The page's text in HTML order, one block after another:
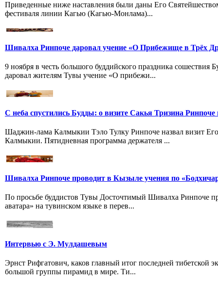
Приведенные ниже наставления были даны Его
фестиваля линии Кагью (Кагью-Монлама)...
Шивалха Ринпоче даровал учение «О Прибежище в Трёх
9 ноября в честь большого буддийского праздника
даровал жителям Тувы учение «О прибежи...
С неба спустились Будды: о визите Сакья Тризина Ринпоче
Шаджин-лама Калмыкии Тэло Тулку Ринпоче назвал визит
Калмыкии. Пятидневная программа держателя ...
Шивалха Ринпоче проводит в Кызыле учения по
По просьбе буддистов Тувы Досточтимый Шивалха Ринпоче
аватара» на тувинском языке в перев...
Интервью с Э. Мулдашевым
Эрнст Рифгатович, каков главный итог последней
большой группы пирамид в мире. Ти...